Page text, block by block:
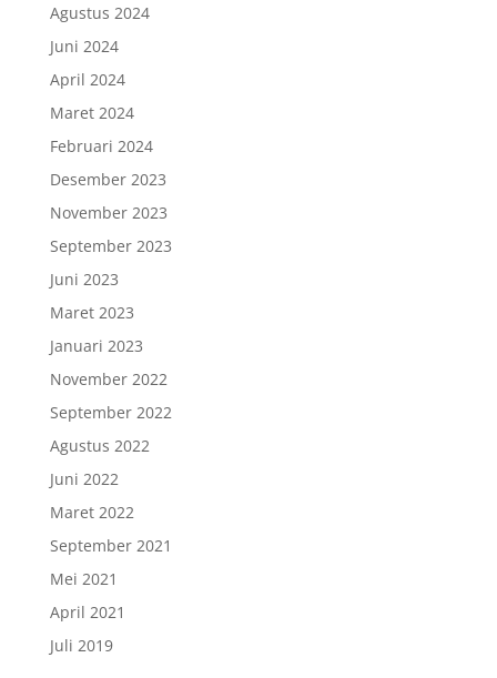
Agustus 2024
Juni 2024
April 2024
Maret 2024
Februari 2024
Desember 2023
November 2023
September 2023
Juni 2023
Maret 2023
Januari 2023
November 2022
September 2022
Agustus 2022
Juni 2022
Maret 2022
September 2021
Mei 2021
April 2021
Juli 2019